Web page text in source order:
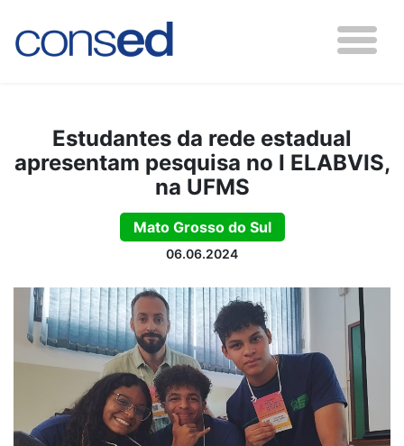
Estudantes da rede estadual
apresentam pesquisa no I ELABVIS,
na UFMS
Mato Grosso do Sul
06.06.2024